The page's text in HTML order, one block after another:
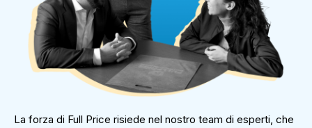
La forza di Full Price risiede nel nostro team di esperti, che